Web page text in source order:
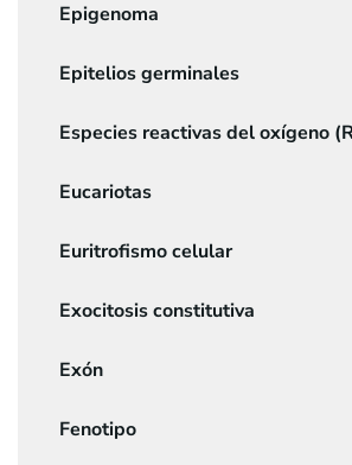
Epigenoma
Epitelios germinales
Especies reactivas del oxígeno
Eucariotas
Euritrofismo celular
Exocitosis constitutiva
Exón
Fenotipo